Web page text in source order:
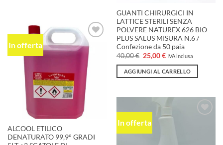
GUANTI CHIRURGICI IN
LATTICE STERILI SENZA
POLVERE NATUREX 626 BIO
PLUS SALUS MISURA N.6 /
Confezione da 50 paia
40,00€ Il
prezzo
originale
era:
25,00€Il
attuale
è:
IVA inclusa
AGGIUNGI AL CARRELLO
In offerta
Aggiungi
alla lista
dei
desideri
ALCOOL ETILICO
DENATURATO 99,9° GRADI
In offerta